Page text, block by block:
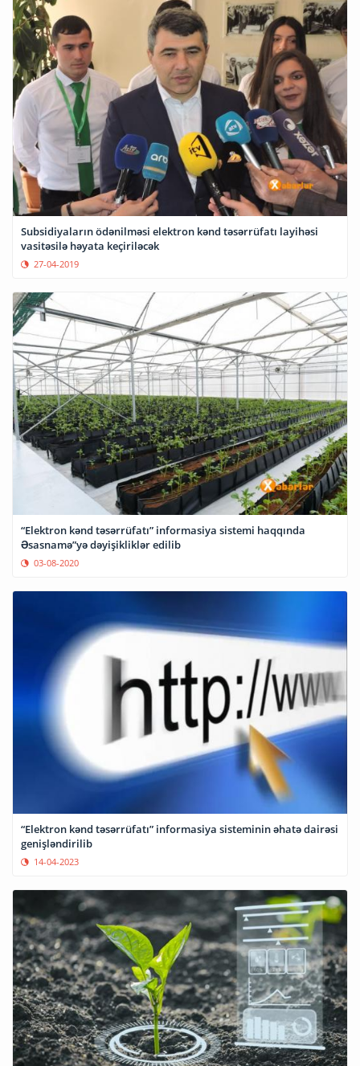
Subsidiyaların ödənilməsi elektron kənd təsərrüfatı layihəsi
vasitəsilə həyata keçiriləcək
27-04-2019
“Elektron kənd təsərrüfatı” informasiya sistemi haqqında
Əsasnamə”yə dəyişikliklər edilib
03-08-2020
“Elektron kənd təsərrüfatı” informasiya sisteminin əhatə dairəsi
genişləndirilib
14-04-2023